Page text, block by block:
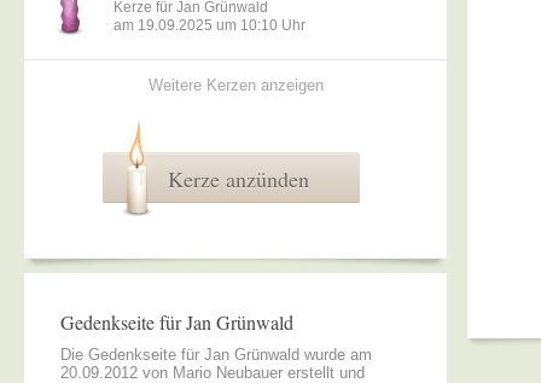
Kerze für Jan Grünwald
am 19.09.2025 um 10:10 Uhr
Weitere Kerzen anzeigen
Kerze anzünden
Gedenkseite für Jan Grünwald
Die Gedenkseite für Jan Grünwald wurde am
20.09.2012 von Mario Neubauer erstellt und